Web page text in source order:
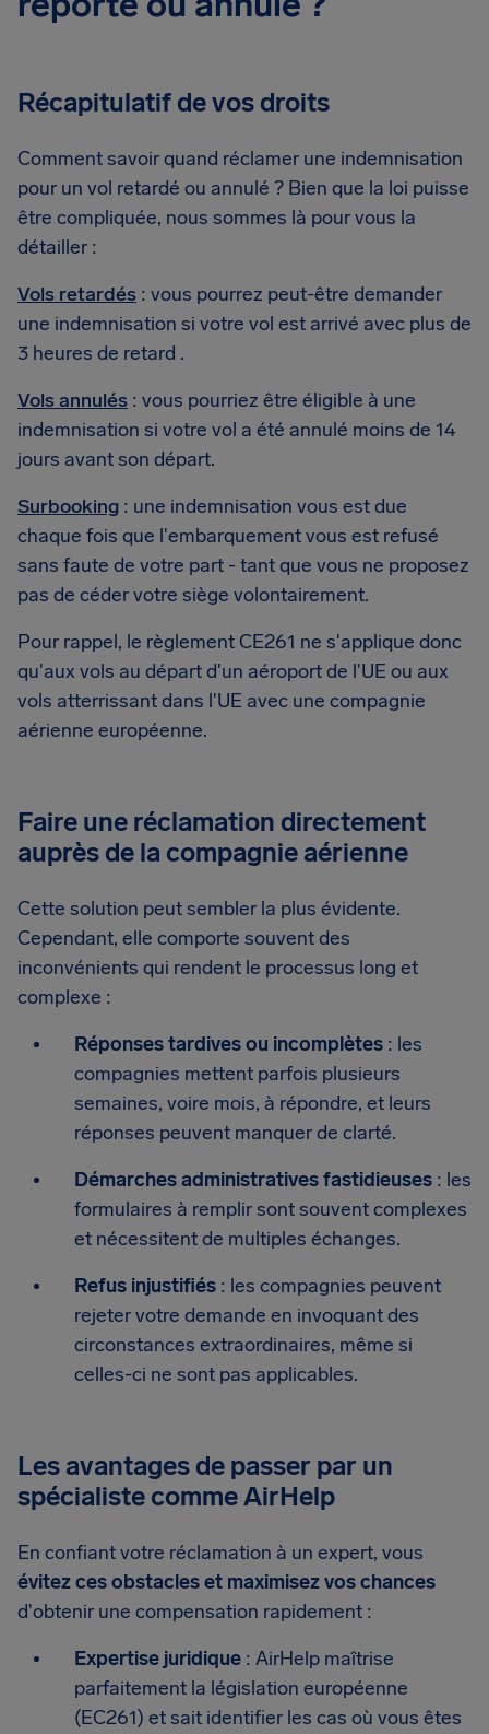
Récapitulatif de vos droits
Comment savoir quand réclamer une indemnisation
pour un vol retardé ou annulé ? Bien que la loi puisse
être compliquée, nous sommes là pour vous la
détailler :
Vols retardés : vous pourrez peut-être demander
une indemnisation si votre vol est arrivé avec plus de
3 heures de retard .
Vols annulés : vous pourriez être éligible à une
indemnisation si votre vol a été annulé moins de 14
jours avant son départ.
Surbooking : une indemnisation vous est due
chaque fois que l'embarquement vous est refusé
sans faute de votre part - tant que vous ne proposez
pas de céder votre siège volontairement.
Pour rappel, le règlement CE261 ne s'applique donc
qu'aux vols au départ d'un aéroport de l'UE ou aux
vols atterrissant dans l'UE avec une compagnie
aérienne européenne.
Faire une réclamation directement
auprès de la compagnie aérienne
Cette solution peut sembler la plus évidente.
Cependant, elle comporte souvent des
inconvénients qui rendent le processus long et
complexe :
Réponses tardives ou incomplètes : les
compagnies mettent parfois plusieurs
semaines, voire mois, à répondre, et leurs
réponses peuvent manquer de clarté.
Démarches administratives fastidieuses : les
formulaires à remplir sont souvent complexes
et nécessitent de multiples échanges.
Refus injustifiés : les compagnies peuvent
rejeter votre demande en invoquant des
circonstances extraordinaires, même si
celles-ci ne sont pas applicables.
Les avantages de passer par un
spécialiste comme AirHelp
En confiant votre réclamation à un expert, vous
évitez ces obstacles et maximisez vos chances
d'obtenir une compensation rapidement :
Expertise juridique : AirHelp maîtrise
parfaitement la législation européenne
(EC261) et sait identifier les cas où vous êtes